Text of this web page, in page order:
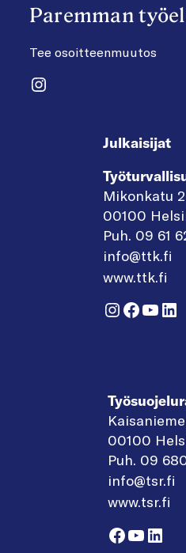
Paremman
Tee osoitteenmuutos
Instagram
Julkaisijat
Mikonkatu
00100
Puh. 09 61
info@ttk.fi
www.ttk.fi
Instagram
00100
Puh. 09
info@tsr.fi
www.tsr.fi
Facebook